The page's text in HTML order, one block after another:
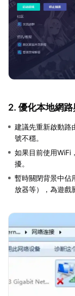
2. 優化本地網
建議先重新啟動路
號不穩。
如果目前使用WiFi
擾。
暫時關閉背景中佔
放器等），為遊戲